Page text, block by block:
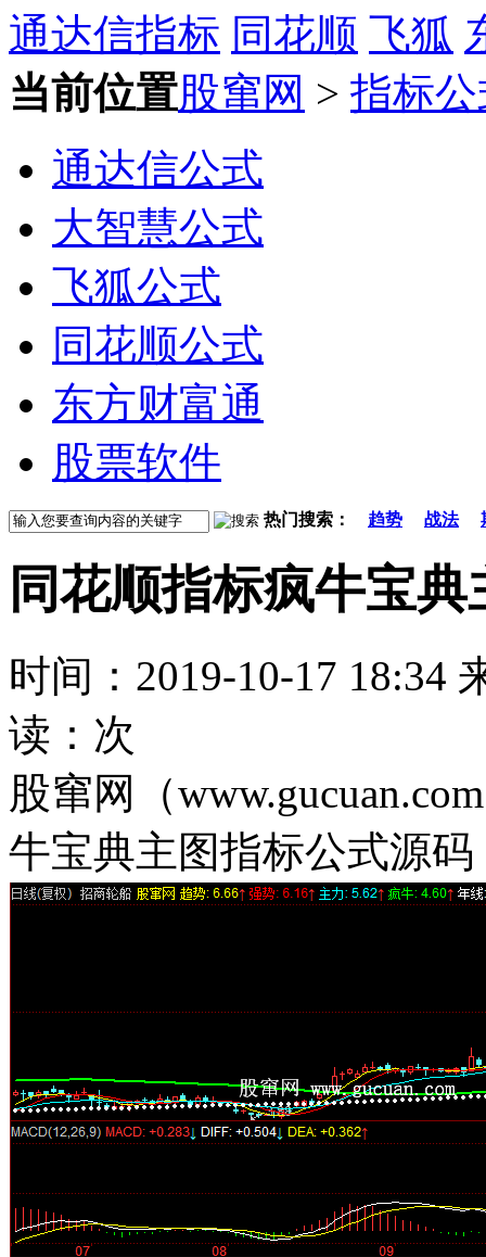
通达信指标 同花顺 飞狐
当前位置股窜网 > 指标
通达信公式
大智慧公式
飞狐公式
同花顺公式
东方财富通
股票软件
热门搜索： 趋势 战法
同花顺指标疯牛宝
时间：2019-10-17 18:34
读： 次
股窜网（
牛宝典主图指标公式源码